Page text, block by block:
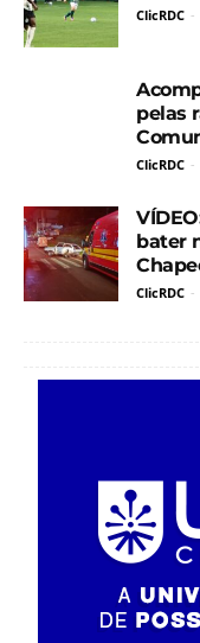
ClicRDC -
pelas
ClicRDC -
bater
ClicRDC -